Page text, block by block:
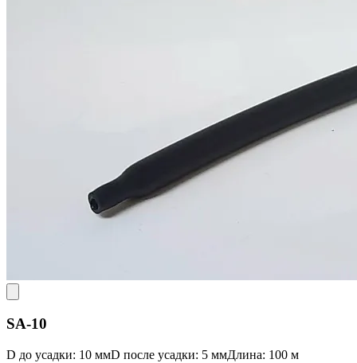
SA-10
D до усадки: 10 ммD после усадки: 5 ммДлина: 100 м